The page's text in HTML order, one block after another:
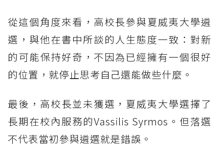
從這個角度來看，高校長參與夏威夷大學遴
選，與他在書中所談的人生態度一致：對新
的可能保持好奇，不因為已經擁有一個很好
的位置，就停止思考自己還能做些什麼。
最後，高校長並未獲選，夏威夷大學選擇了
長期在校內服務的Vassilis Syrmos。但落選
不代表當初參與遴選就是錯誤。